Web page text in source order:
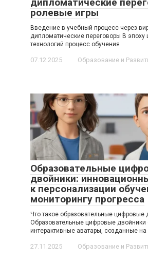
дипломатические
ролевые игры
Введение в учебный процесс через
дипломатические переговоры В эпоху
технологий процесс обучения
07.12.2025 Образование и
Образовательные
двойники:
к персонализации
мониторингу прогресса
Что такое образовательные цифровые
Образовательные цифровые двойники
интерактивные аватары, созданные на
27.11.2025 Образование и